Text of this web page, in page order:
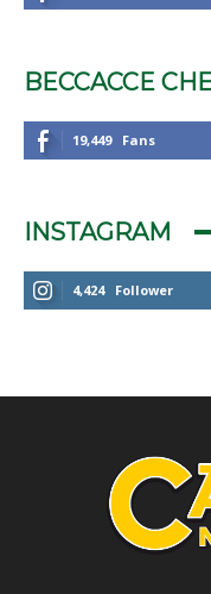
BECCACCE
19,449 Fans
INSTAGRAM
4,424 Follower